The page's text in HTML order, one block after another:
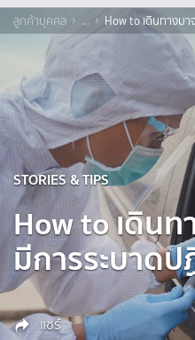
ลูกค้าบุคคล ... How to เดินทางม
STORIES & TIPS
How to เดิน
มีการระบาด
แชร์